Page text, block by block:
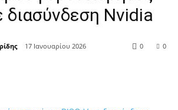
διασύνδεση Nvidia
17 Ιανουαρίου 2026 0
0